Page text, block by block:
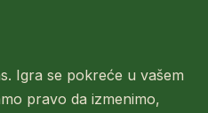
Igra se pokreće u vašem
pravo da izmenimo,